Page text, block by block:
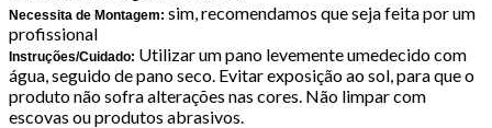
Necessita de Montagem: sim, recomendamos que seja feita por um
profissional
Instruções/Cuidado: Utilizar um pano levemente umedecido com
água, seguido de pano seco. Evitar exposição ao sol, para que o
produto não sofra alterações nas cores. Não limpar com
escovas ou produtos abrasivos.